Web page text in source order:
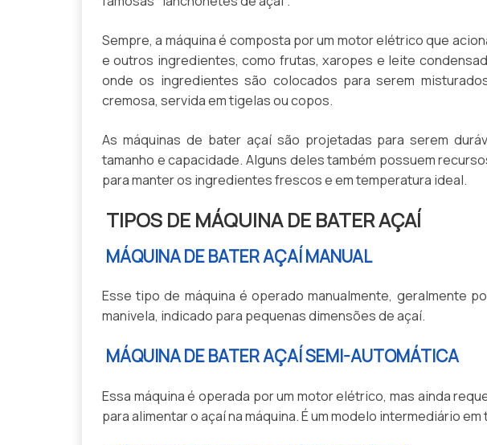
Sempre, a máquina é composta por um motor elétrico que
e outros ingredientes, como frutas, xaropes e leite
onde os ingredientes são colocados para serem
cremosa, servida em tigelas ou copos.
As máquinas de bater açaí são projetadas para serem
tamanho e capacidade. Alguns deles também possuem
para manter os ingredientes frescos e em temperatura ideal.
TIPOS DE MÁQUINA DE BATER AÇAÍ
MÁQUINA DE BATER AÇAÍ MANUAL
Esse tipo de máquina é operado manualmente, geralmente
manivela, indicado para pequenas dimensões de açaí.
MÁQUINA DE BATER AÇAÍ SEMI-AUTOMÁTICA
Essa máquina é operada por um motor elétrico, mas ainda
para alimentar o açaí na máquina. É um modelo intermediário